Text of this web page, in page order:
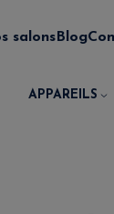
salons Blog
APPAREILS